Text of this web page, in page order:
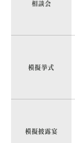
相談会
模擬挙式
模擬披露宴